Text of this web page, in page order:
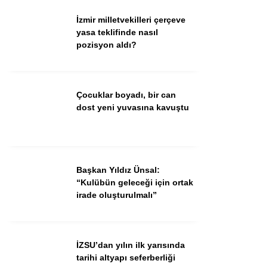
Yerel Yönetimler
Dünya
İzmir milletvekilleri çerçeve
yasa teklifinde nasıl
pozisyon aldı?
Çocuklar boyadı, bir can
dost yeni yuvasına kavuştu
Başkan Yıldız Ünsal:
“Kulübün geleceği için ortak
irade oluşturulmalı”
İZSU’dan yılın ilk yarısında
tarihi altyapı seferberliği